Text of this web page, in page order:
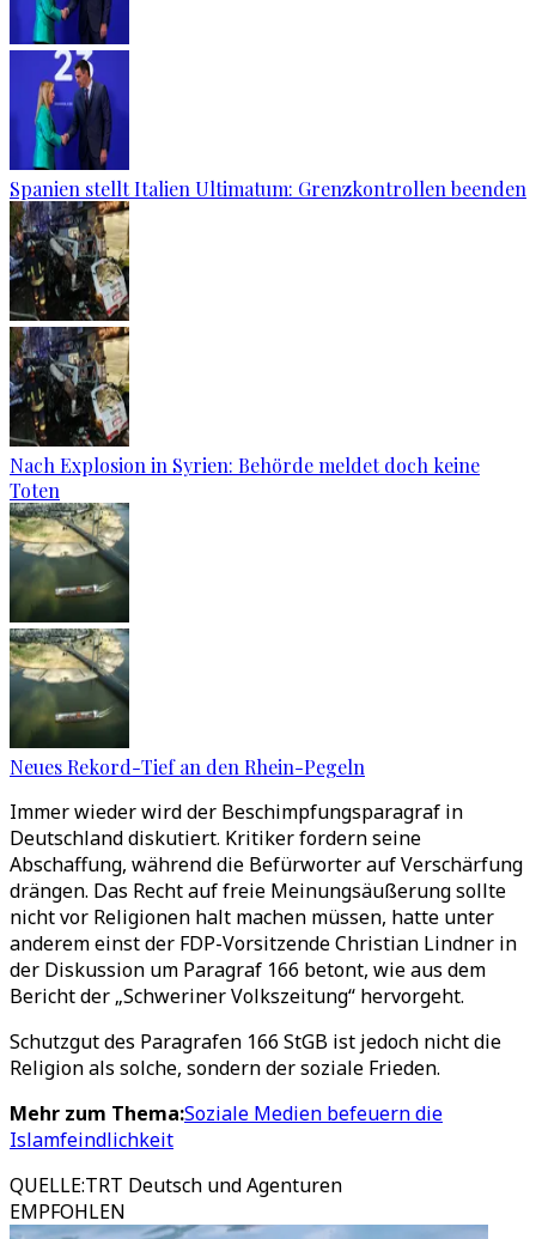
Spanien stellt Italien Ultimatum: Grenzkontrollen beenden
Nach Explosion in Syrien: Behörde meldet doch keine
Toten
Neues Rekord-Tief an den Rhein-Pegeln
Immer wieder wird der Beschimpfungsparagraf in
Deutschland diskutiert. Kritiker fordern seine
Abschaffung, während die Befürworter auf Verschärfung
drängen. Das Recht auf freie Meinungsäußerung sollte
nicht vor Religionen halt machen müssen, hatte unter
anderem einst der FDP-Vorsitzende Christian Lindner in
der Diskussion um Paragraf 166 betont, wie aus dem
Bericht der „Schweriner Volkszeitung“ hervorgeht.
Schutzgut des Paragrafen 166 StGB ist jedoch nicht die
Religion als solche, sondern der soziale Frieden.
Mehr zum Thema:Soziale Medien befeuern die
Islamfeindlichkeit
QUELLE:TRT Deutsch und Agenturen
EMPFOHLEN